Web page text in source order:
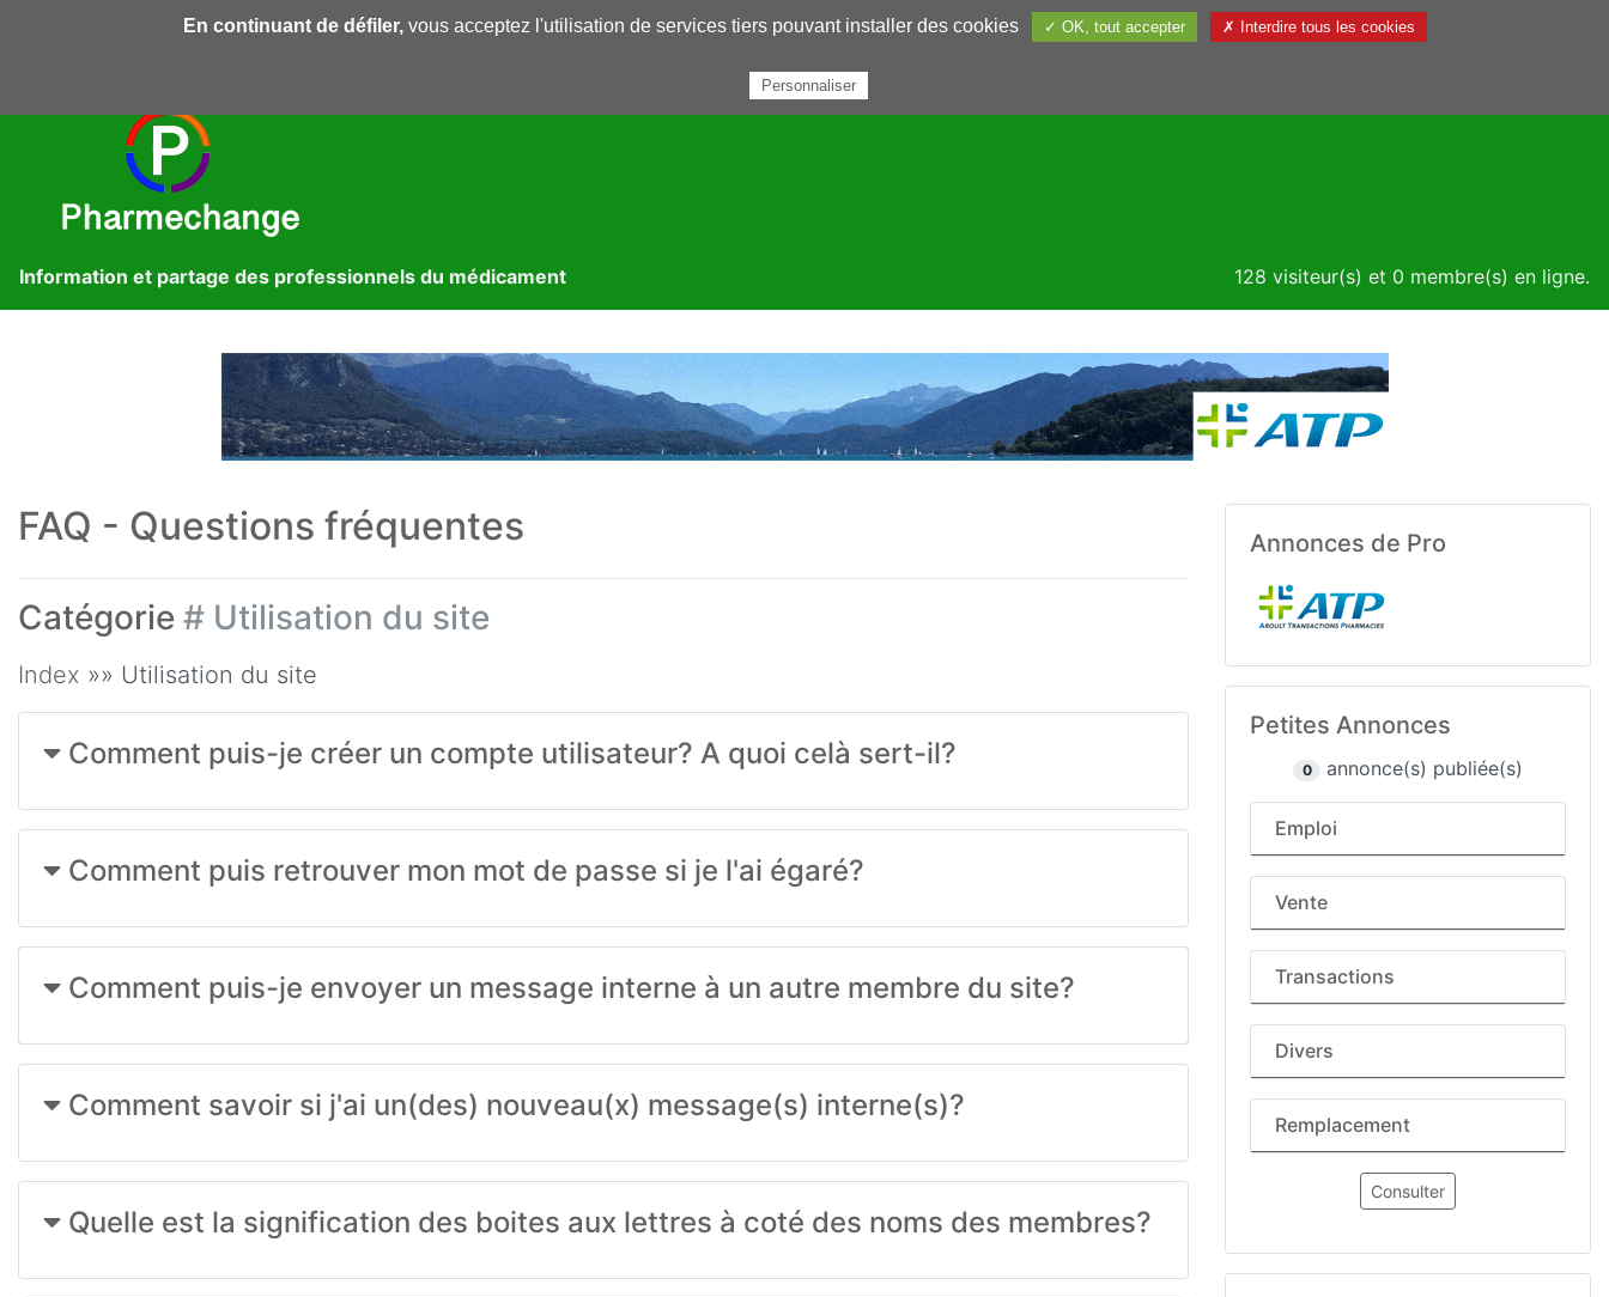
Pharmechange Forums Dossiers Presse Librairie Annuaires Petites annonces Nous contacter Utile
Information et partage des professionnels du médicament 128 visiteur(s) et 0 membre(s) en ligne.
FAQ - Questions fréquentes
Catégorie # Utilisation du site
Index »» Utilisation du site
Comment puis-je créer un compte utilisateur? A quoi celà sert-il?
Comment puis retrouver mon mot de passe si je l'ai égaré?
Comment puis-je envoyer un message interne à un autre membre du site?
Comment savoir si j'ai un(des) nouveau(x) message(s) interne(s)?
Quelle est la signification des boites aux lettres à coté des noms des membres?
Annonces de Pro
Petites Annonces
0 annonce(s) publiée(s)
Emploi
Vente
Transactions
Divers
Remplacement
Consulter
En continuant de défiler,vous acceptez l'utilisation de services tiers pouvant installer des cookies ✓ OK, tout accepter ✗ Interdire tous les cookies
Personnaliser